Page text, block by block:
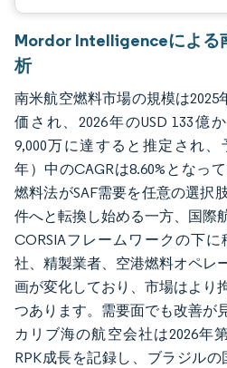
Mordor Intelligenceによる
析
南米航空燃料市場の規模は2025
価され、2026年のUSD 133億
9,000万に達すると推定され、
年）中のCAGRは8.60%となっ
燃料法がSAF需要を任意の選択
件へと転換し始める一方、国際
CORSIAフレームワークの下
社、精製業者、空港燃料オペレ
画が変化しており、市場はより
つあります。需要面でも改善が
カリブ海の航空会社は2026年
RPK成長を記録し、ブラジルの